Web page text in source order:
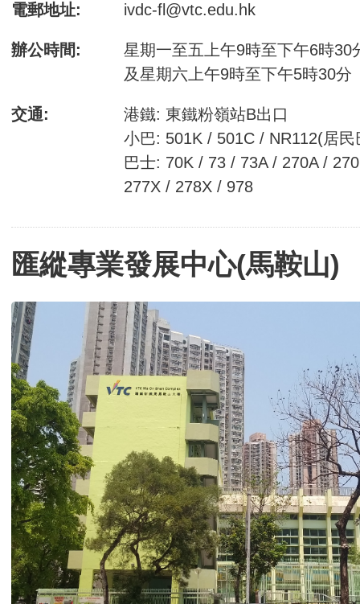
電郵地址: ivdc-fl@vtc.edu.hk
辦公時間:
星期一至五上午9時至下午6時30
及星期六上午9時至下午5時30分
交通:
港鐵: 東鐵粉嶺站B出口
小巴: 501K / 501C / NR112(居民
巴士: 70K / 73 / 73A / 270A /
277X / 278X / 978
匯縱專業發展中心(馬鞍山)